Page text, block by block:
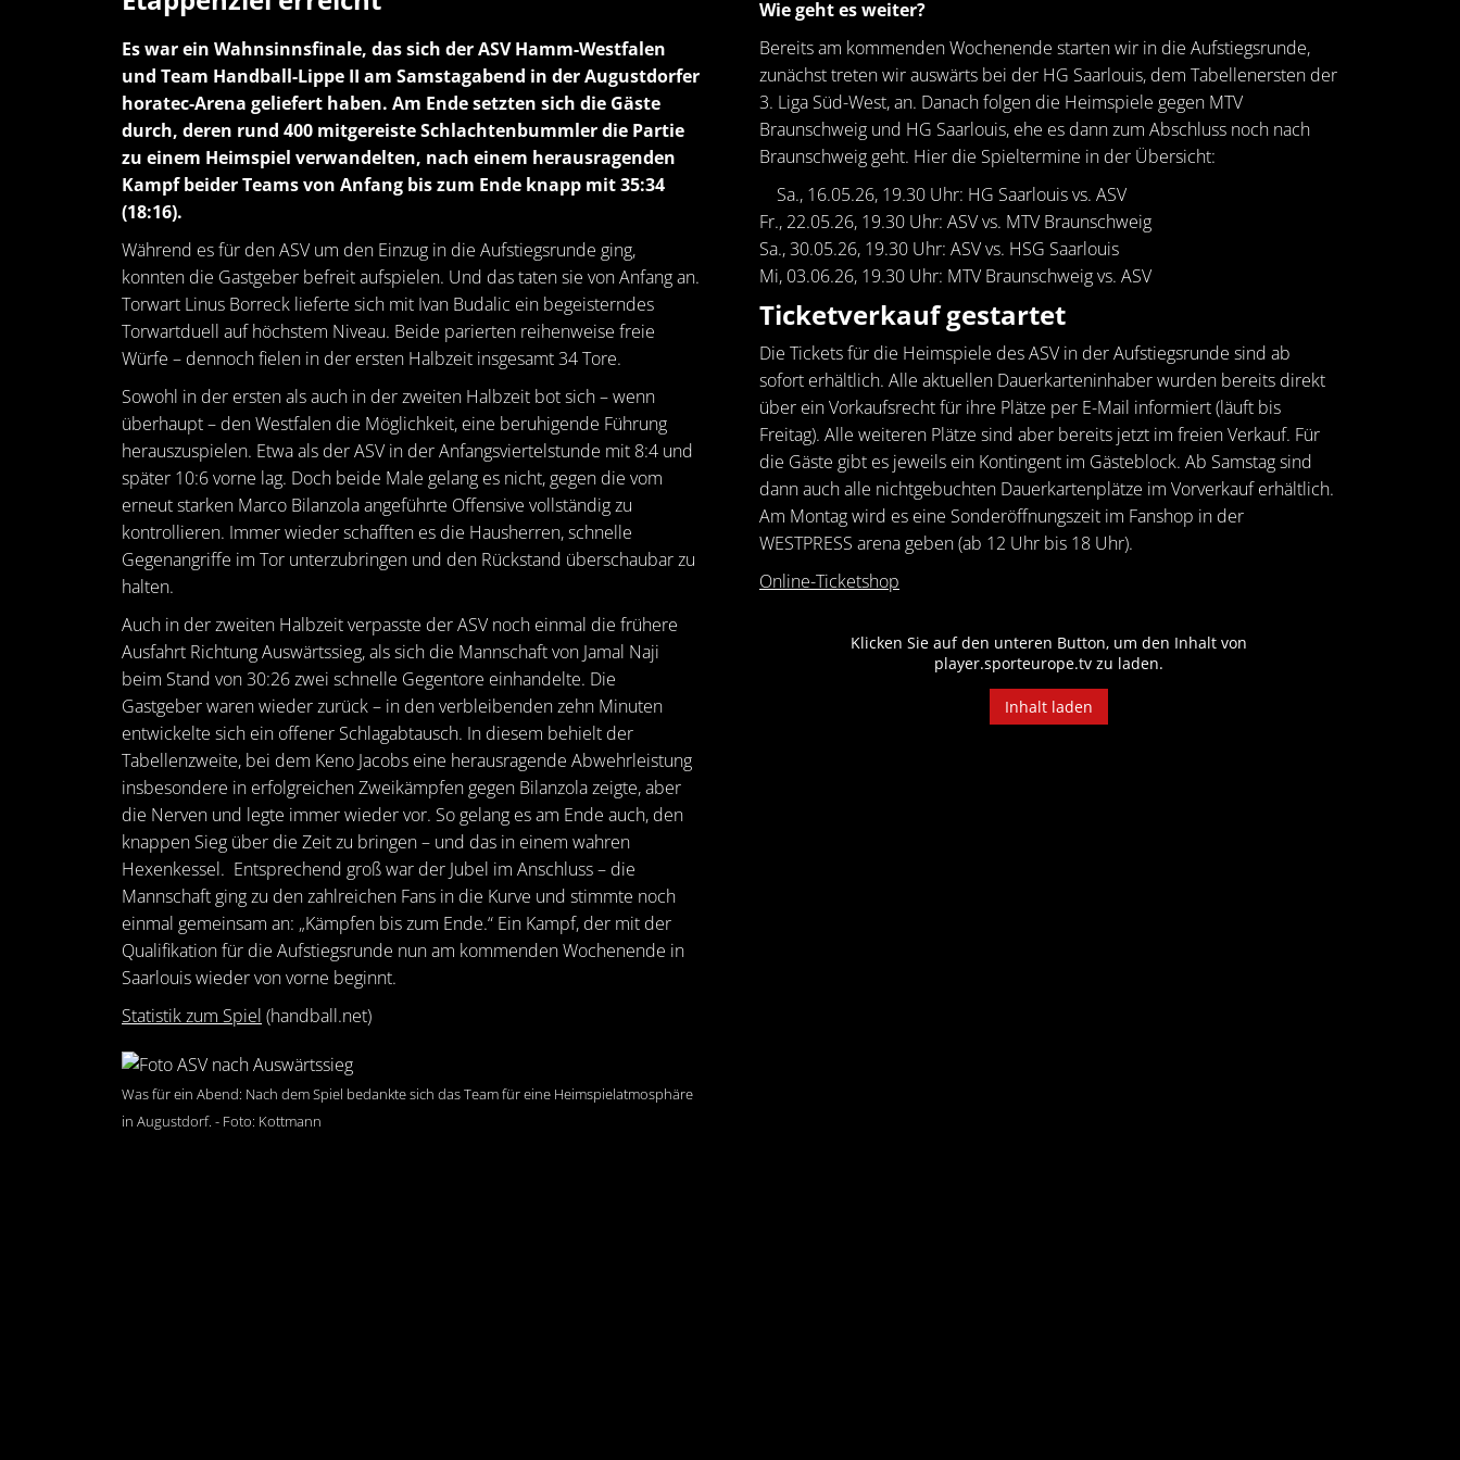
Es war ein Wahnsinnsfinale, das sich der ASV Hamm-Westfalen
und Team Handball-Lippe II am Samstagabend in der Augustdorfer
horatec-Arena geliefert haben. Am Ende setzten sich die Gäste
durch, deren rund 400 mitgereiste Schlachtenbummler die Partie
zu einem Heimspiel verwandelten, nach einem herausragenden
Kampf beider Teams von Anfang bis zum Ende knapp mit 35:34
(18:16).
Während es für den ASV um den Einzug in die Aufstiegsrunde ging,
konnten die Gastgeber befreit aufspielen. Und das taten sie von Anfang an.
Torwart Linus Borreck lieferte sich mit Ivan Budalic ein begeisterndes
Torwartduell auf höchstem Niveau. Beide parierten reihenweise freie
Würfe – dennoch fielen in der ersten Halbzeit insgesamt 34 Tore.
Sowohl in der ersten als auch in der zweiten Halbzeit bot sich – wenn
überhaupt – den Westfalen die Möglichkeit, eine beruhigende Führung
herauszuspielen. Etwa als der ASV in der Anfangsviertelstunde mit 8:4 und
später 10:6 vorne lag. Doch beide Male gelang es nicht, gegen die vom
erneut starken Marco Bilanzola angeführte Offensive vollständig zu
kontrollieren. Immer wieder schafften es die Hausherren, schnelle
Gegenangriffe im Tor unterzubringen und den Rückstand überschaubar zu
halten.
Auch in der zweiten Halbzeit verpasste der ASV noch einmal die frühere
Ausfahrt Richtung Auswärtssieg, als sich die Mannschaft von Jamal Naji
beim Stand von 30:26 zwei schnelle Gegentore einhandelte. Die
Gastgeber waren wieder zurück – in den verbleibenden zehn Minuten
entwickelte sich ein offener Schlagabtausch. In diesem behielt der
Tabellenzweite, bei dem Keno Jacobs eine herausragende Abwehrleistung
insbesondere in erfolgreichen Zweikämpfen gegen Bilanzola zeigte, aber
die Nerven und legte immer wieder vor. So gelang es am Ende auch, den
knappen Sieg über die Zeit zu bringen – und das in einem wahren
Hexenkessel. Entsprechend groß war der Jubel im Anschluss – die
Mannschaft ging zu den zahlreichen Fans in die Kurve und stimmte noch
einmal gemeinsam an: „Kämpfen bis zum Ende.“ Ein Kampf, der mit der
Qualifikation für die Aufstiegsrunde nun am kommenden Wochenende in
Saarlouis wieder von vorne beginnt.
Statistik zum Spiel (handball.net)
Was für ein Abend: Nach dem Spiel bedankte sich das Team für eine Heimspielatmosphäre
in Augustdorf. - Foto: Kottmann
Wie geht es weiter?
Bereits am kommenden Wochenende starten wir in die Aufstiegsrunde,
zunächst treten wir auswärts bei der HG Saarlouis, dem Tabellenersten der
3. Liga Süd-West, an. Danach folgen die Heimspiele gegen MTV
Braunschweig und HG Saarlouis, ehe es dann zum Abschluss noch nach
Braunschweig geht. Hier die Spieltermine in der Übersicht:
Sa., 16.05.26, 19.30 Uhr: HG Saarlouis vs. ASV
Fr., 22.05.26, 19.30 Uhr: ASV vs. MTV Braunschweig
Sa., 30.05.26, 19.30 Uhr: ASV vs. HSG Saarlouis
Mi, 03.06.26, 19.30 Uhr: MTV Braunschweig vs. ASV
Ticketverkauf gestartet
Die Tickets für die Heimspiele des ASV in der Aufstiegsrunde sind ab
sofort erhältlich. Alle aktuellen Dauerkarteninhaber wurden bereits direkt
über ein Vorkaufsrecht für ihre Plätze per E-Mail informiert (läuft bis
Freitag). Alle weiteren Plätze sind aber bereits jetzt im freien Verkauf. Für
die Gäste gibt es jeweils ein Kontingent im Gästeblock. Ab Samstag sind
dann auch alle nichtgebuchten Dauerkartenplätze im Vorverkauf erhältlich.
Am Montag wird es eine Sonderöffnungszeit im Fanshop in der
WESTPRESS arena geben (ab 12 Uhr bis 18 Uhr).
Online-Ticketshop
Klicken Sie auf den unteren Button, um den Inhalt von
player.sporteurope.tv zu laden.
Inhalt laden